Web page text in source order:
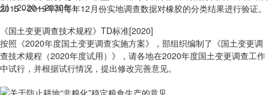
2015－2019年间每年12月份实地调查数据对橡胶的分类结果进行验证。
《国土变更调查技术规程》TD标准[2020]
按照《2020年度国土变更调查实施方案》，部组织编制了《国土变更调
查技术规程（2020年度试用）》，请各地在2020年度国土变更调查工作
中试行，并根据试行情况，提出修改完善意见。